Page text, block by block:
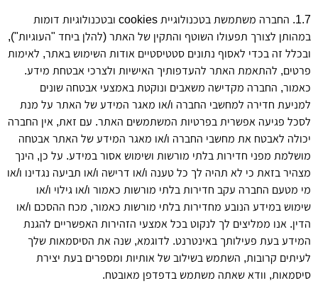
1.7. החברה משתמשת בטכנולוגיית cookies ובטכנולוגיות דומות
במהותן לצורך תפעולו השוטף והתקין של האתר (להלן ביחד "העוגיות"),
ובכלל זה בכדי לאסוף נתונים סטטיסטיים אודות השימוש באתר, לאימות
פרטים, להתאמת האתר להעדפותיך האישיות ולצרכי אבטחת מידע.
כאמור, החברה מקדישה משאבים ונוקטת באמצעי אבטחה שונים
למניעת חדירה למחשבי החברה ו/או מאגר המידע של האתר על מנת
לסכל פגיעה אפשרית בפרטיות המשתמשים האתר. עם זאת, אין החברה
יכולה לאבטח את מחשבי החברה ו/או מאגר המידע של האתר אבטחה
מושלמת מפני חדירות בלתי מורשות ושימוש אסור במידע. על כן, הינך
מצהיר בזאת כי לא תהיה לך כל טענה ו/או דרישה ו/או תביעה נגדינו ו/או
מי מטעם החברה עקב חדירות בלתי מורשות כאמור ו/או גילוי ו/או
שימוש במידע הנובע מחדירות בלתי מורשות כאמור, מכח ההסכם ו/או
הדין. אנו ממליצים לך לנקוט בכל אמצעי הזהירות האפשריים להגנת
המידע בעת פעילותך באינטרנט. לדוגמא, שנה את הסיסמאות שלך
לעיתים קרובות, השתמש בשילוב של אותיות ומספרים בעת יצירת
סיסמאות, וודא שאתה משתמש בדפדפן מאובטח.